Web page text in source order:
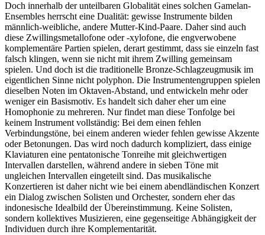
Doch innerhalb der unteilbaren Globalität eines solchen Gamelan-
Ensembles herrscht eine Dualität: gewisse Instrumente bilden
männlich-weibliche, andere Mutter-Kind-Paare. Daher sind auch
diese Zwillingsmetallofone oder -xylofone, die engverwobene
komplementäre Partien spielen, derart gestimmt, dass sie einzeln fast
falsch klingen, wenn sie nicht mit ihrem Zwilling gemeinsam
spielen. Und doch ist die traditionelle Bronze-Schlagzeugmusik im
eigentlichen Sinne nicht polyphon. Die Instrumentengruppen spielen
dieselben Noten im Oktaven-Abstand, und entwickeln mehr oder
weniger ein Basismotiv. Es handelt sich daher eher um eine
Homophonie zu mehreren. Nur findet man diese Tonfolge bei
keinem Instrument vollständig: Bei dem einen fehlen
Verbindungstöne, bei einem anderen wieder fehlen gewisse Akzente
oder Betonungen. Das wird noch dadurch kompliziert, dass einige
Klaviaturen eine pentatonische Tonreihe mit gleichwertigen
Intervallen darstellen, während andere in sieben Töne mit
ungleichen Intervallen eingeteilt sind. Das musikalische
Konzertieren ist daher nicht wie bei einem abendländischen Konzert
ein Dialog zwischen Solisten und Orchester, sondern eher das
indonesische Idealbild der Übereinstimmung. Keine Solisten,
sondern kollektives Musizieren, eine gegenseitige Abhängigkeit der
Individuen durch ihre Komplementarität.